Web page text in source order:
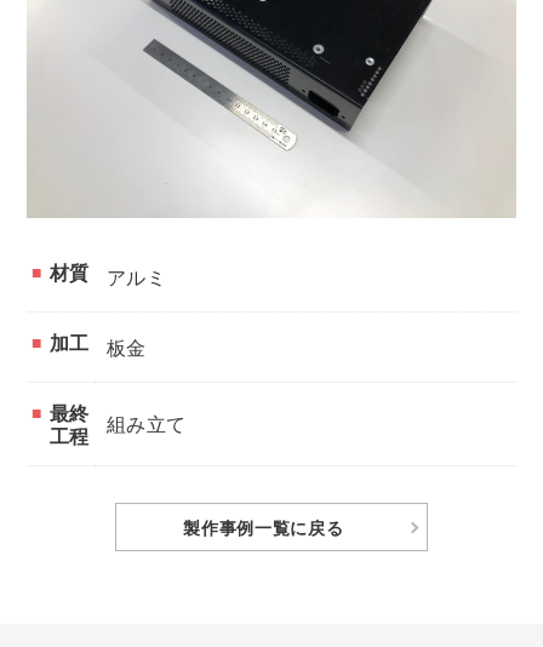
材質 アルミ
加工 板金
最終
工程
組み立て
製作事例一覧に戻る